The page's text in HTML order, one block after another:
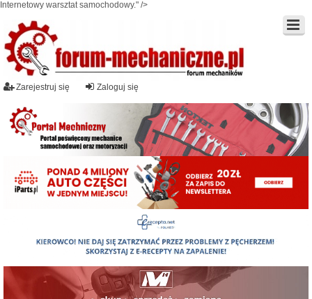
Internetowy warsztat samochodowy." />
Zaloguj się
Zarejestruj się